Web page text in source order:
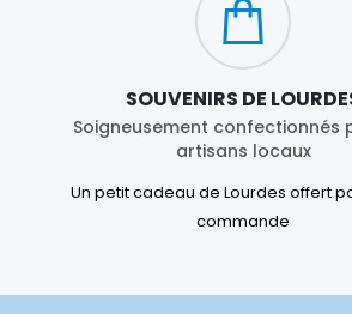
SOUVENIRS DE
Soigneusement confectionnés
artisans locaux
Un petit cadeau de Lourdes offert
commande